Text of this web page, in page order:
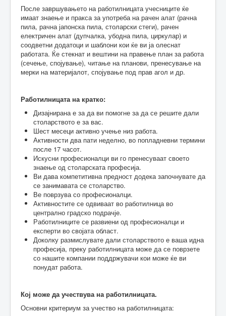
После завршувањето на работилницата учесниците ќе
имаат знаење и пракса за употреба на рачен алат (рачна
пила, рачна јапонска пила, столарски стеги), рачен
електричен алат (дупчалка, убодна пила, циркулар) и
соодветни додатоци и шаблони кои ќе ви ја олеснат
работата. Ќе стекнат и вештини на правење план за работа
(сечење, спојување), читање на планови, пренесување на
мерки на материјалот, спојување под прав агол и др.
Работилницата на кратко:
Дизајнирана е за да ви помогне за да се решите дали
столарството е за вас.
Шест месеци активно учење низ работа.
Активности два пати неделно, во попладневни термини
после 17 часот.
Искусни професионалци ви го пренесуваат своето
знаење од столарската професија.
Ви дава компетитивна предност додека започнувате да
се занимавата се столарство.
Ве поврзува со професионалци.
Активностите се одвиваат во работилница во
централно градско подрачје.
Работилниците се развиени од професионалци и
експерти во својата област.
Доколку размислувате дали столарството е ваша идна
професија, преку работилницата може да се поврзете
со нашите компании поддржувачи кои може ќе ви
понудат работа.
Кој може да учествува на работилницата.
Основни критериум за учество на работилницата: